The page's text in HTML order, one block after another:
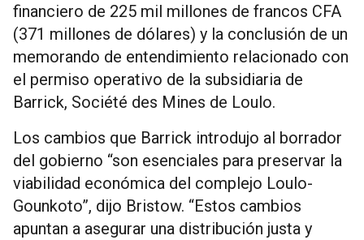
financiero de 225 mil millones de francos CFA
(371 millones de dólares) y la conclusión de un
memorando de entendimiento relacionado con
el permiso operativo de la subsidiaria de
Barrick, Société des Mines de Loulo.
Los cambios que Barrick introdujo al borrador
del gobierno “son esenciales para preservar la
viabilidad económica del complejo Loulo-
Gounkoto”, dijo Bristow. “Estos cambios
apuntan a asegurar una distribución justa y